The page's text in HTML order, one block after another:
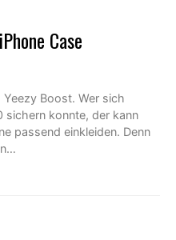
Case
Boost. Wer sich
sichern konnte, der kann
passend einkleiden. Denn